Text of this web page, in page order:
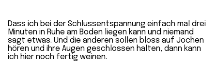
Dass ich bei der Schlussentspannung einfach mal drei
Minuten in Ruhe am Boden liegen kann und niemand
sagt etwas. Und die anderen sollen bloss auf Jochen
hören und ihre Augen geschlossen halten, dann kann
ich hier noch fertig weinen.